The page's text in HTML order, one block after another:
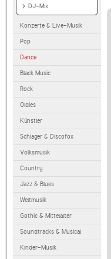
DJ-Mix
Konzerte & Live-Musik
Pop
Dance
Black Music
Rock
Oldies
Künstler
Schlager & Discofox
Volksmusik
Country
Jazz & Blues
Weltmusik
Gothic & Mittelalter
Soundtracks & Musical
Kinder-Musik